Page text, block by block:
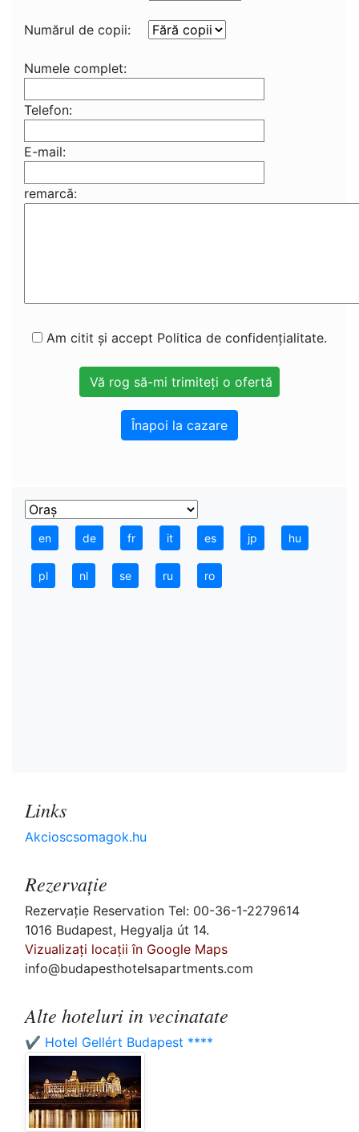
Numărul de copii:
Numele complet:
Telefon:
E-mail:
remarcă:
Am citit și accept Politica de confidențialitate.
Înapoi la cazare
en de fr it es jp hu
pl nl se ru ro
Links
Akcioscsomagok.hu
Rezervaţie
Rezervaţie Reservation Tel: 00-36-1-2279614
1016 Budapest, Hegyalja út 14.
Vizualizați locații în Google Maps
info@budapesthotelsapartments.com
Alte hoteluri in vecinatate
✔️ Hotel Gellért Budapest ****